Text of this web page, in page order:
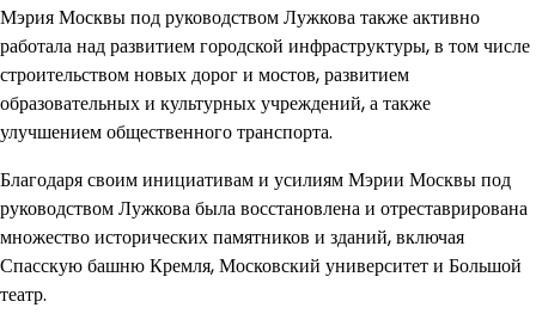
Мэрия Москвы под руководством Лужкова также активно
работала над развитием городской инфраструктуры, в том числе
строительством новых дорог и мостов, развитием
образовательных и культурных учреждений, а также
улучшением общественного транспорта.
Благодаря своим инициативам и усилиям Мэрии Москвы под
руководством Лужкова была восстановлена и отреставрирована
множество исторических памятников и зданий, включая
Спасскую башню Кремля, Московский университет и Большой
театр.